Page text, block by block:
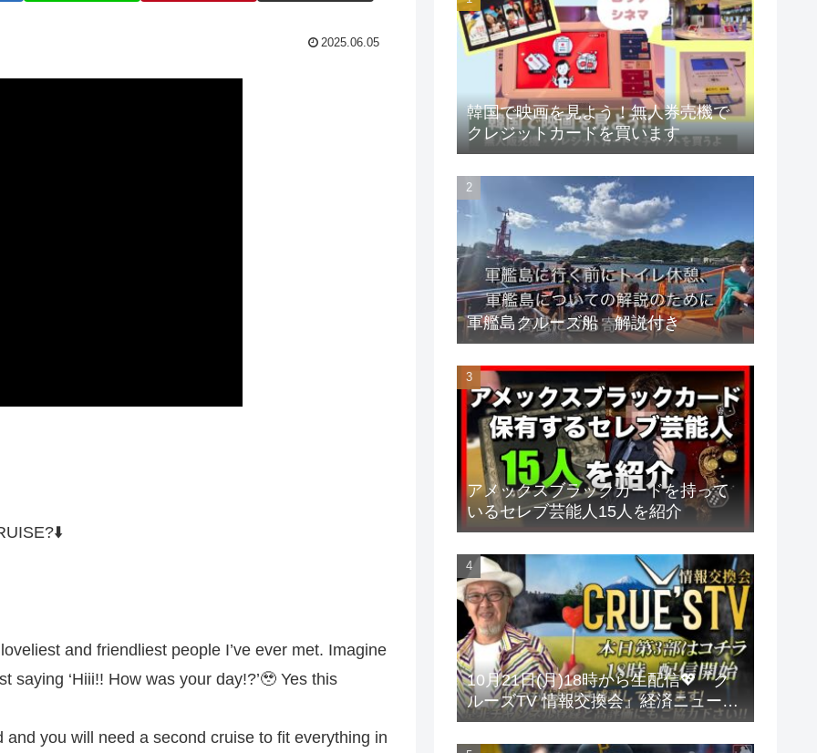
2025.06.05
and friendliest people I’ve ever met. Imagine
‘Hiii!! How was your day!?’🥹 Yes this
you will need a second cruise to fit everything in
韓国で映画を見よう！無人券売機で
クレジットカードを買います
軍艦島クルーズ船 解説付き
アメックスブラックカードを持って
いるセレブ芸能人15人を紹介
10月21日(月)18時から生配信💖『ク
ルーズTV 情報交換会』経済ニュース
投資 株式市場 新NISA 投資信託 仮想
通貨 ビットコイン 不動産投資 為替